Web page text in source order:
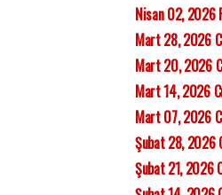
Nisan 02, 2026
Mart 28, 2026
Mart 20, 2026
Mart 14, 2026
Mart 07, 2026
Şubat 28, 2026
Şubat 21, 2026